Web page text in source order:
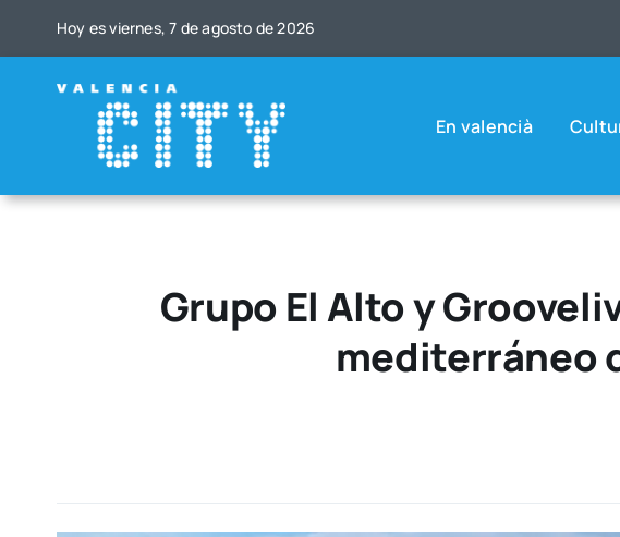
Hoy es vier­nes, 7 de agos­to de 2026
En valen­cià
Grupo El Alto y
mediterráneo